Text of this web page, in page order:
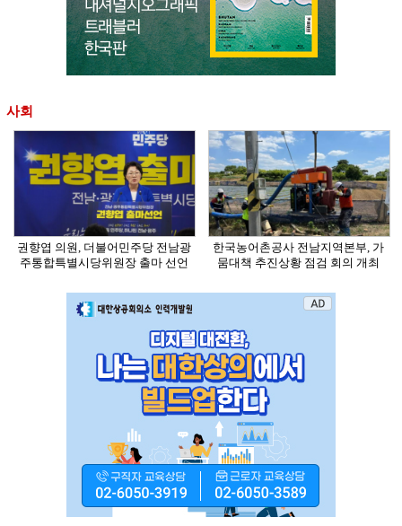
사회
권향엽 의원, 더불어민주당 전남광
주통합특별시당위원장 출마 선언
한국농어촌공사 전남지역본부, 가
뭄대책 추진상황 점검 회의 개최